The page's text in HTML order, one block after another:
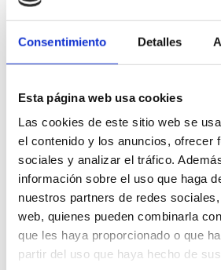
Consentimiento Detalles
Esta página web usa cookies
Las cookies de este sitio web se
el contenido y los anuncios, ofrecer
sociales y analizar el tráfico.
información sobre el uso que haga
nuestros partners de redes
web, quienes pueden combinarla
que les haya proporcionado o que
partir del uso que haya hecho de
Helado Granel
5,5L
Cajas